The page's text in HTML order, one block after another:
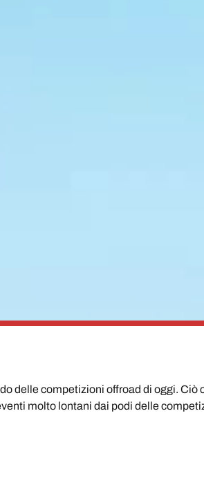
delle competizioni offroad di oggi. Ciò
molto lontani dai podi delle